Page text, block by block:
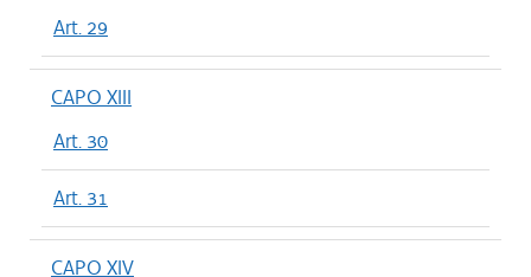
Art. 29
CAPO XIII
Art. 30
Art. 31
CAPO XIV